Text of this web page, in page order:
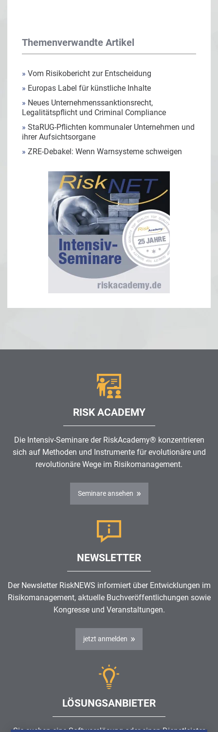
Themenverwandte Artikel
» Vom Risikobericht zur Entscheidung
» Europas Label für künstliche Inhalte
» Neues Unternehmenssanktionsrecht,
Legalitätspflicht und Criminal Compliance
» StaRUG-Pflichten kommunaler Unternehmen und
ihrer Aufsichtsorgane
» ZRE-Debakel: Wenn Warnsysteme schweigen
RISK ACADEMY
Die Intensiv-Seminare der RiskAcademy® konzentrieren
sich auf Methoden und Instrumente für evolutionäre und
revolutionäre Wege im Risikomanagement.
Seminare ansehen
NEWSLETTER
Der Newsletter RiskNEWS informiert über Entwicklungen im
Risikomanagement, aktuelle Buchveröffentlichungen sowie
Kongresse und Veranstaltungen.
jetzt anmelden
LÖSUNGSANBIETER